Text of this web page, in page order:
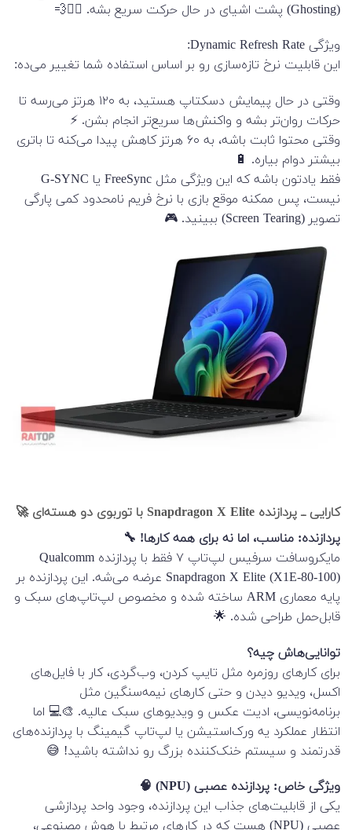
(Ghosting) پشت اشیای در حال حرکت سریع بشه. 🏃‍♂️💨
ویژگی Dynamic Refresh Rate:
این قابلیت نرخ تازه‌سازی رو بر اساس استفاده شما تغییر می‌ده:
وقتی در حال پیمایش دسکتاپ هستید، به ۱۲۰ هرتز می‌رسه تا
حرکات روان‌تر بشه و واکنش‌ها سریع‌تر انجام بشن. ⚡
وقتی محتوا ثابت باشه، به ۶۰ هرتز کاهش پیدا می‌کنه تا باتری
بیشتر دوام بیاره. 🔋
فقط یادتون باشه که این ویژگی مثل FreeSync یا G-SYNC
نیست، پس ممکنه موقع بازی با نرخ فریم نامحدود کمی پارگی
تصویر (Screen Tearing) ببینید. 🎮
کارایی ــ پردازنده Snapdragon X Elite با توربوی دو هسته‌ای 🚀
پردازنده: مناسب، اما نه برای همه کارها! 🔧
مایکروسافت سرفیس لپ‌تاپ ۷ فقط با پردازنده Qualcomm
Snapdragon X Elite (X1E-80-100) عرضه می‌شه. این پردازنده بر
پایه معماری ARM ساخته شده و مخصوص لپ‌تاپ‌های سبک و
قابل‌حمل طراحی شده. 🌟
توانایی‌هاش چیه؟
برای کارهای روزمره مثل تایپ کردن، وب‌گردی، کار با فایل‌های
اکسل، ویدیو دیدن و حتی کارهای نیمه‌سنگین مثل
برنامه‌نویسی، ادیت عکس و ویدیوهای سبک عالیه. 🎨💻 اما
انتظار عملکرد یه ورک‌استیشن یا لپ‌تاپ گیمینگ با پردازنده‌های
قدرتمند و سیستم خنک‌کننده بزرگ رو نداشته باشید! 😅
ویژگی خاص: پردازنده عصبی (NPU) 🧠
یکی از قابلیت‌های جذاب این پردازنده، وجود واحد پردازشی
عصبی (NPU) هست که در کارهای مرتبط با هوش مصنوعی،